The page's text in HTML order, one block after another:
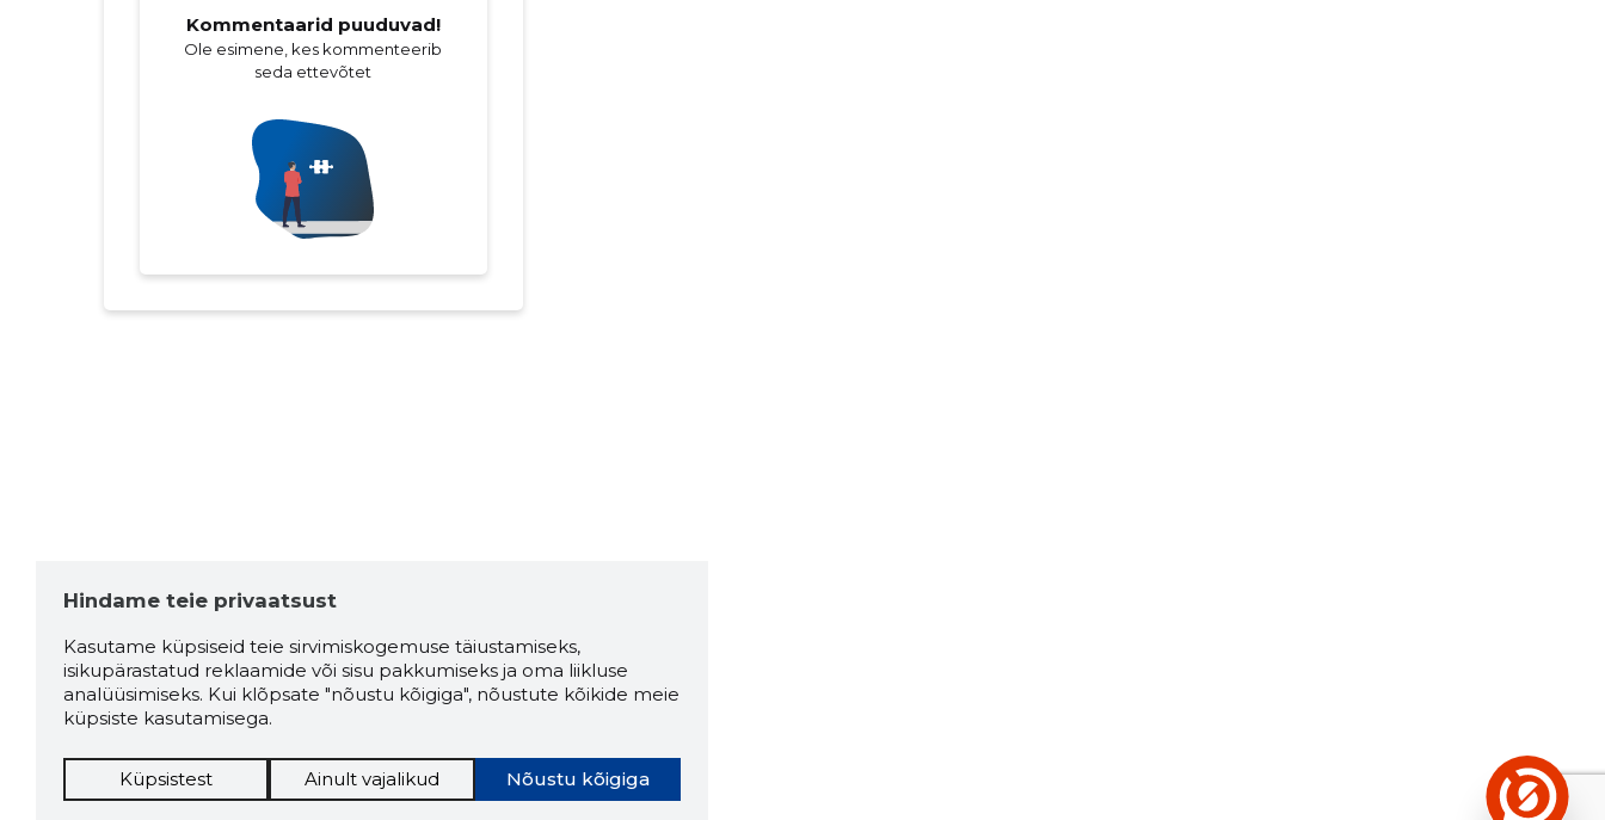
Kommentaarid puuduvad!
Ole esimene, kes kommenteerib
seda ettevõtet
Hindame teie privaatsust
Kasutame küpsiseid teie sirvimiskogemuse täiustamiseks,
isikupärastatud reklaamide või sisu pakkumiseks ja oma liikluse
analüüsimiseks. Kui klõpsate "nõustu kõigiga", nõustute kõikide meie
küpsiste kasutamisega.
Nõustu kõigiga
Küpsistest Ainult vajalikud